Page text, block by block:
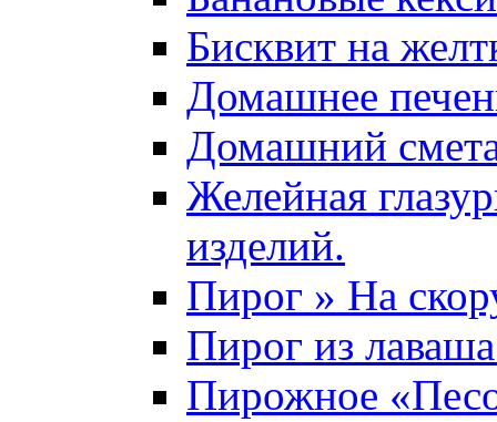
Бисквит на
Домашнее
Домашний
Желейная
изделий.
Пирог » На
Пирог из
Пирожное